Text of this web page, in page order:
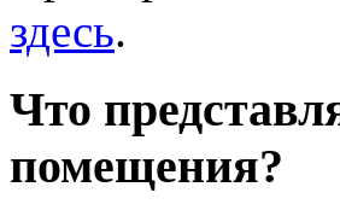
здесь.
Что
помещения?